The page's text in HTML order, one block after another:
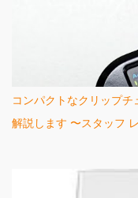
コンパクトなクリップ
解説します 〜スタッフ